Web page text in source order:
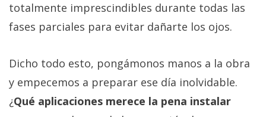
totalmente imprescindibles durante todas las
fases parciales para evitar dañarte los ojos.
Dicho todo esto, pongámonos manos a la obra
y empecemos a preparar ese día inolvidable.
¿Qué aplicaciones merece la pena instalar